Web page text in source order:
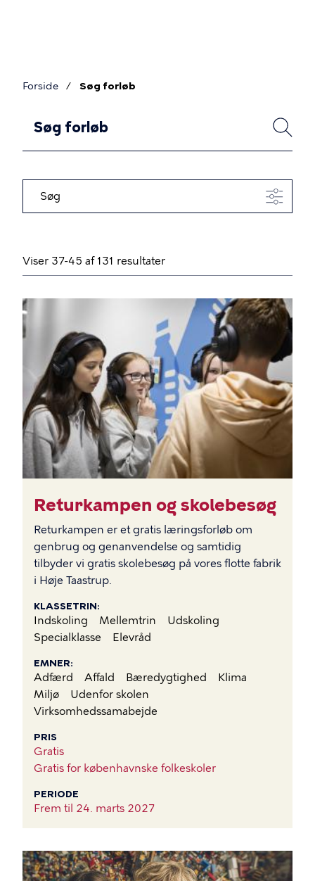
Forside Søg forløb
SØG
Søg
Viser 37-45 af 131 resultater
BILLEDE
Returkampen og skolebesøg
Returkampen er et gratis læringsforløb om
genbrug og genanvendelse og samtidig
tilbyder vi gratis skolebesøg på vores flotte fabrik
i Høje Taastrup.
KLASSETRIN
Indskoling Mellemtrin
Udskoling
Specialklasse
Elevråd
EMNER
Adfærd Affald Bæredygtighed
Klima
Miljø
Udenfor skolen
Virksomhedssamabejde
PRIS
Gratis
Gratis for københavnske folkeskoler
PERIODE
Frem til 24. marts 2027